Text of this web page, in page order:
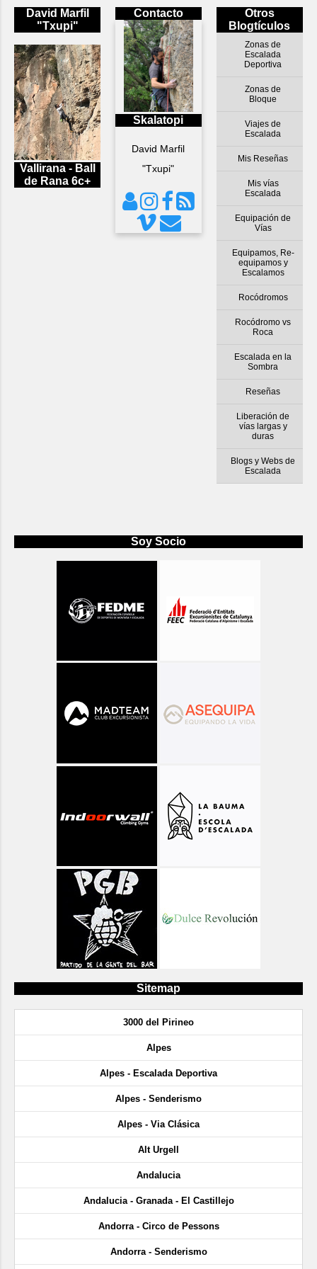
Otros
Blogtículos
Zonas de
Escalada
Deportiva
Zonas de
Bloque
Viajes de
Escalada
Mis Reseñas
Mis vías
Escalada
Equipación de
Vías
Equipamos, Re-
equipamos y
Escalamos
Rocódromos
Rocódromo vs
Roca
Escalada en la
Sombra
Reseñas
Liberación de
vías largas y
duras
Blogs y Webs de
Escalada
David Marfil
"Txupi"
Vallirana - Ball
de Rana 6c+
Contacto
Skalatopi
David Marfil
"Txupi"
Soy Socio
Sitemap
3000 del Pirineo
Alpes
Alpes - Escalada Deportiva
Alpes - Senderismo
Alpes - Via Clásica
Alt Urgell
Andalucia
Andalucia - Granada - El Castillejo
Andorra - Circo de Pessons
Andorra - Senderismo